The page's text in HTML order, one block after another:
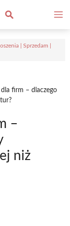
| Sprzedam |
dla firm – dlaczego
–
niż